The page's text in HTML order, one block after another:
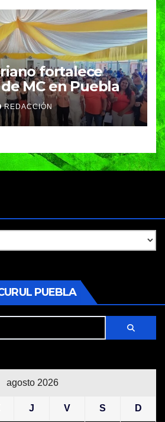
fortalece
MC en Puebla
REDACCIÓN
PUEBLA
agosto 2026
J V S D